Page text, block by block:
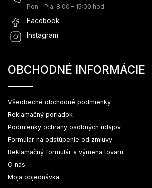
Pon - Pia: 8:00 – 15:00 hod.
Facebook
Instagram
OBCHODNÉ INFORMÁCIE
Všeobecné obchodné podmienky
Reklamačný poriadok
Podmienky ochrany osobných údajov
Formulár na odstúpenie od zmluvy
Reklamačný formulár a výmena tovaru
O nás
Moja objednávka